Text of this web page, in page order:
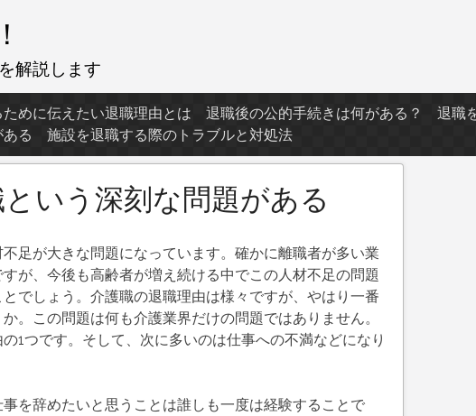
解説します
めに伝えたい退職理由とは 退職後の公的手続きは何がある？
退職
る
施設を退職する際のトラブルと対処法
いう深刻な問題がある
足が大きな問題になっています。確かに離職者が多い業
が、今後も高齢者が増え続ける中でこの人材不足の問題
でしょう。介護職の退職理由は様々ですが、やはり一番
。この問題は何も介護業界だけの問題ではありません。
1つです。そして、次に多いのは仕事への不満などになり
を辞めたいと思うことは誰しも一度は経験することで